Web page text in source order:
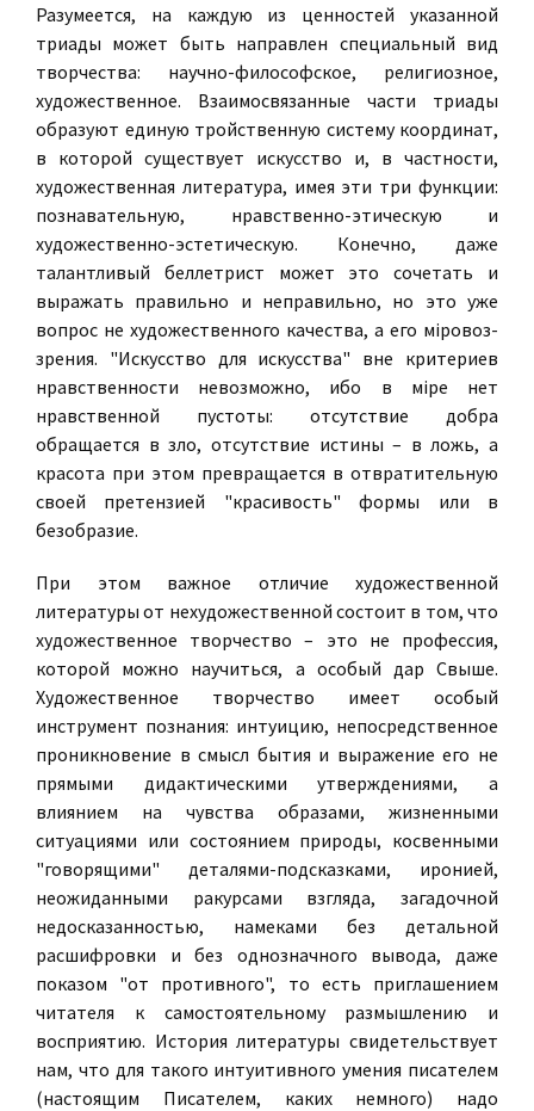
Разумеется, на каждую из ценностей указанной
триады может быть направлен специальный вид
творчества: научно-философское, религиозное,
художественное. Взаимосвязанные части триады
образуют единую тройственную систему координат,
в которой существует искусство и, в частности,
художественная литература, имея эти три функции:
познавательную, нравственно-этическую и
художественно-эстетическую. Конечно, даже
талантливый беллетрист может это сочетать и
выражать правильно и неправильно, но это уже
вопрос не художественного качества, а его мiровоз­
зрения. "Искусство для искусства" вне критериев
нравственности невозможно, ибо в мiре нет
нравственной пустоты: отсутствие добра
обращается в зло, отсутствие истины – в ложь, а
красота при этом превращается в отвратительную
своей претензией "красивость" формы или в
безобразие.
При этом важное отличие художественной
литературы от нехудожественной состоит в том, что
художественное творчество – это не профессия,
которой можно научиться, а особый дар Свыше.
Художественное творчество имеет особый
инструмент познания: интуицию, непосредственное
проникновение в смысл бытия и выражение его не
прямыми дидактическими утверждениями, а
влиянием на чувства образами, жизненными
ситуациями или состоянием природы, косвенными
"говорящими" деталями-подсказками, иронией,
неожиданными ракурсами взгляда, загадочной
недосказанностью, намеками без детальной
расшифровки и без однозначного вывода, даже
показом "от противного", то есть приглашением
читателя к самостоятельному размышлению и
восприятию. История литературы свидетельствует
нам, что для такого интуитивного умения писателем
(настоящим Писателем, каких немного) надо